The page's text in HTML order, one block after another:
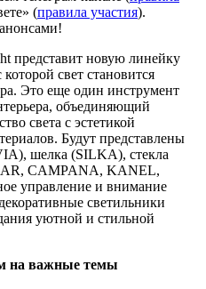
(правила участия).
представит новую линейку
свет становится
Это еще один инструмент
объединяющий
света с эстетикой
Будут представлены
шелка (SILKA), стекла
CAMPANA, KANEL,
управление и внимание
светильники
уютной и стильной
на важные темы